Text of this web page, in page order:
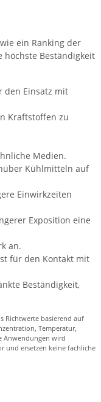
ein Ranking der
höchste Beständigkeit
den Einsatz mit
Kraftstoffen zu
Medien.
Kühlmitteln auf
Einwirkzeiten
Exposition eine
an.
für den Kontakt mit
Beständigkeit,
Richtwerte basierend auf
Temperatur,
Anwendungen wird
und ersetzen keine fachliche